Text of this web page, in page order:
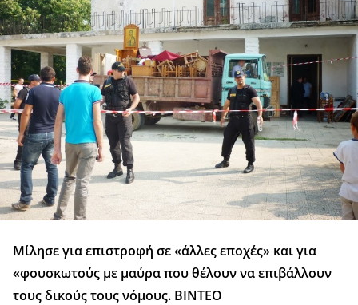
Μίλησε για επιστροφή σε «άλλες εποχές» και για
«φουσκωτούς με μαύρα που θέλουν να επιβάλλουν
τους δικούς τους νόμους. ΒΙΝΤΕΟ